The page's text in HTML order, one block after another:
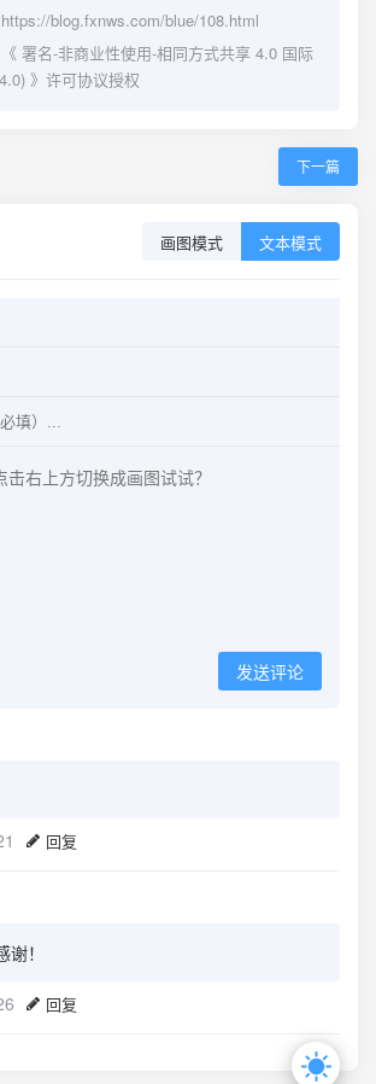
https://blog.fxnws.com/blue/108.html
《 署名-非商业性使用-相同方式共享 4.0 国际
》许可协议授权
下一篇
画图模式 文本模式
发送评论
回复
！
回复